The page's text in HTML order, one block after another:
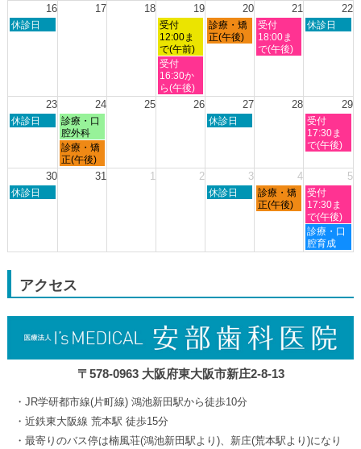
8
月
8
月
12th
2026
8
月
13th
8
月
14th
2026
8
月
16 17 18 19 20 21 22
日
2026
休診日
水
曜
日,
8
月
19th
2026
受付
12:00ま
で(午前)
木
曜
2026
診療・矯
正(午後)
金
曜
日,
2026
受付
18:00ま
で(午後)
土
2026
休診日
水
曜
日,
8
受付
16:30か
ら(午後)
23 24 25 26 27 28 29
日
月
2026
休診日
月
曜
日,
8
月
診療・口
腔外科
木
月
2026
休診日
土
曜
日,
月
2026
受付
17:30ま
で(午後)
月
曜
日,
診療・矯
正(午後)
30 31 1 2 3 4 5
日
30th
休診日
木
3rd
休診日
金
曜
4th
診療・矯
正(午後)
土
曜
日,
9
月
5th
受付
17:30ま
で(午後)
土
曜
日,
診療・口
腔育成
アクセス
〒578-0963 大阪府東大阪市新庄2-8-13
JR学研都市線(片町線) 鴻池新田駅から徒歩10分
近鉄東大阪線 荒本駅 徒歩15分
最寄りのバス停は楠風荘(鴻池新田駅より)、新庄(荒本駅より)になり